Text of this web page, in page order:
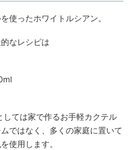
使ったホワイトルシアン。
なレシピは
しては家で作るお手軽カクテル
ではなく、多くの家庭に置いて
使用します。